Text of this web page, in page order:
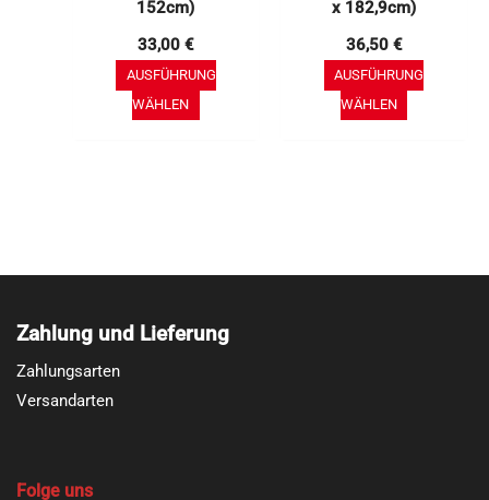
152cm)
33,00 €
AUSFÜHRUNG
WÄHLEN
x 182,9cm)
36,50 €
AUSFÜHRUNG
WÄHLEN
werden
Zahlung und Lieferung
Zahlungsarten
Versandarten
Folge uns